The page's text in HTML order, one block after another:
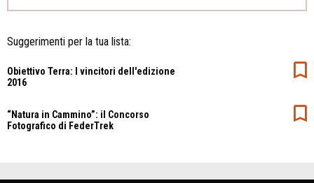
Suggerimenti per la tua lista:
Obiettivo Terra: I vincitori dell'edizione
2016
“Natura in Cammino”: il Concorso
Fotografico di FederTrek